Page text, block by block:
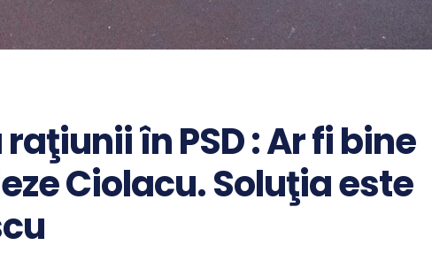
în PSD : Ar fi bine
Ciolacu. Soluţia este